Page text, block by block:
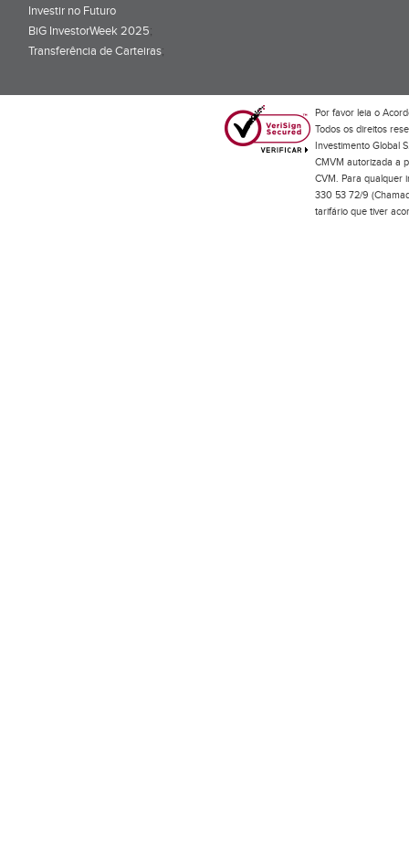
Investir no Futuro
BiG InvestorWeek 2025;
Transferência de Carteiras;
Por favor leia o
Todos os direitos
Investimento Global
CMVM autorizada a
CVM. Para qualquer
330 53 72/9
tarifário que tiver